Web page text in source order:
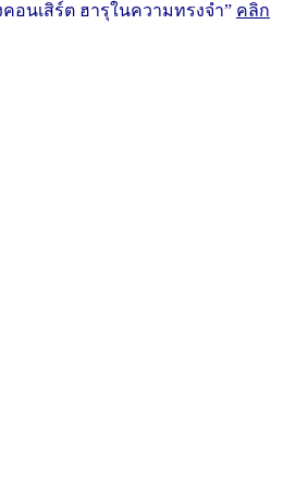
คอนเสิร์ต ฮารุในความทรงจำ” คลิก